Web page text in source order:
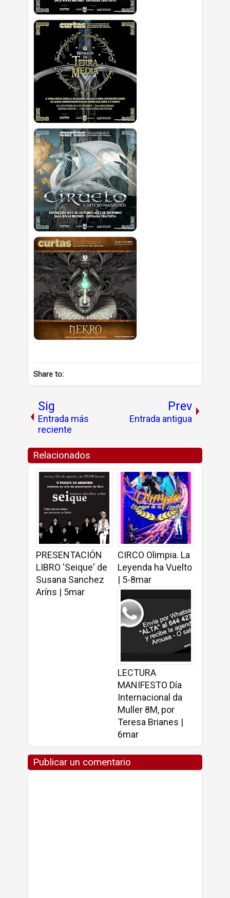
Share to:
Sig
Entrada más
reciente
Prev
Entrada antigua
Relacionados
PRESENTACIÓN
LIBRO 'Seique' de
Susana Sanchez
Aríns | 5mar
CIRCO Olimpia. La
Leyenda ha Vuelto
| 5-8mar
LECTURA
MANIFESTO Día
Internacional da
Muller 8M, por
Teresa Brianes |
6mar
Publicar un comentario